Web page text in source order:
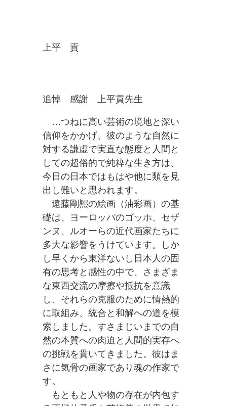
上平 貢
追悼 感謝 上平貢先生
…つねに高い芸術の境地と深い
信仰をかかげ、彼のような自然に
対する謙虚で実直な態度と人間と
しての超俗的で純粋な生き方は、
今日の日本ではもはや他に類を見
出し難いと思われます。
遠藤剛熈の絵画（油彩画）の基
礎は、ヨーロッパのゴッホ、セザ
ンヌ、ルオーらの近代画家たちに
多大な影響をうけています。しか
し早くから東洋ないし日本人の固
有の思考と感性の中で、さまざま
な東西交流の摩擦や抵抗を意識
し、それらの克服のために情熱的
に取組み、統合と和解への道を模
索しました。すさまじいまでの自
然の本質への肉迫と人間的実存へ
の挑戦を貫いてきました。彼はま
さに気骨の画家であり魂の作家で
す。
もともと人や物の存在が内包す